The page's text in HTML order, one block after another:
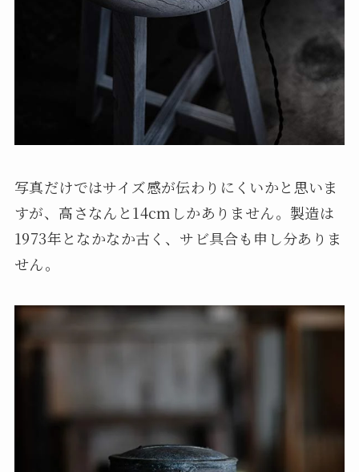
写真だけではサイズ感が伝わりにくいかと思いま
すが、高さなんと14cmしかありません。製造は
1973年となかなか古く、サビ具合も申し分ありま
せん。